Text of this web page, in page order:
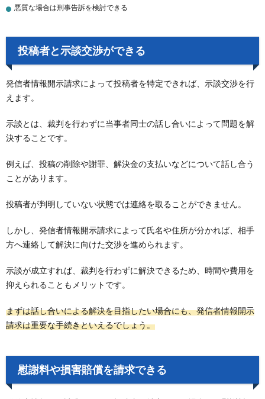
悪質な場合は刑事告訴を検討できる
投稿者と示談交渉ができる
発信者情報開示請求によって投稿者を特定できれば、示談交渉を行
えます。
示談とは、裁判を行わずに当事者同士の話し合いによって問題を解
決することです。
例えば、投稿の削除や謝罪、解決金の支払いなどについて話し合う
ことがあります。
投稿者が判明していない状態では連絡を取ることができません。
しかし、発信者情報開示請求によって氏名や住所が分かれば、相手
方へ連絡して解決に向けた交渉を進められます。
示談が成立すれば、裁判を行わずに解決できるため、時間や費用を
抑えられることもメリットです。
まずは話し合いによる解決を目指したい場合にも、発信者情報開示
請求は重要な手続きといえるでしょう。
慰謝料や損害賠償を請求できる